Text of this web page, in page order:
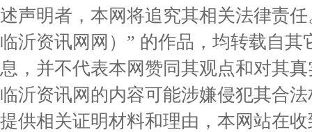
述声明者，本网将追究其相关法律责
临沂资讯网网）” 的作品，均转载自
息，并不代表本网赞同其观点和对其
临沂资讯网的内容可能涉嫌侵犯其合
提供相关证明材料和理由，本网站在